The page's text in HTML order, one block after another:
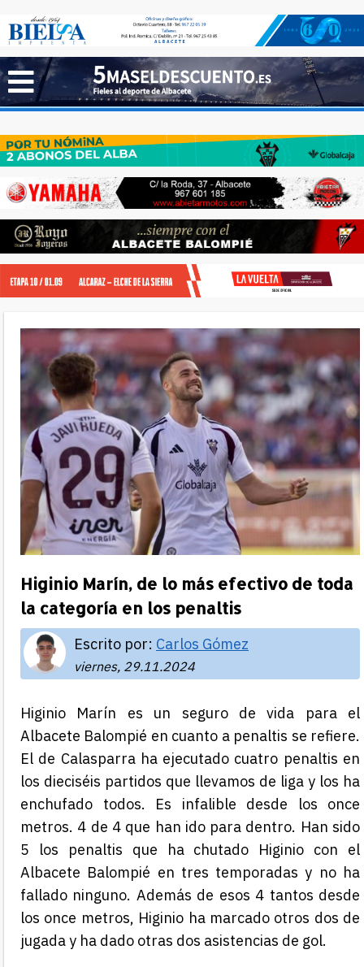
Higinio Marín, de lo más efectivo de toda
la categoría en los penaltis
Escrito por: Carlos Gómez
viernes, 29.11.2024
Higinio Marín es un seguro de vida para el
Albacete Balompié en cuanto a penaltis se refiere.
El de Calasparra ha ejecutado cuatro penaltis en
los dieciséis partidos que llevamos de liga y los ha
enchufado todos. Es infalible desde los once
metros. 4 de 4 que han ido para dentro. Han sido
5 los penaltis que ha chutado Higinio con el
Albacete Balompié en tres temporadas y no ha
fallado ninguno. Además de esos 4 tantos desde
los once metros, Higinio ha marcado otros dos de
jugada y ha dado otras dos asistencias de gol.